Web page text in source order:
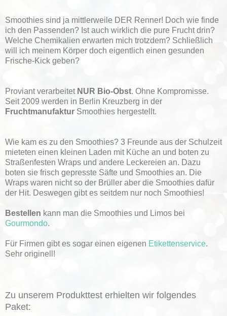
Smoothies sind ja mittlerweile DER Renner! Doch wie finde
ich den Passenden? Ist auch wirklich die pure Frucht drin?
Welche Chemikalien erwarten mich trotzdem? Schließlich
will ich meinem Körper doch eigentlich einen gesunden
Frische-Kick geben?
Proviant verarbeitet NUR Bio-Obst. Ohne Kompromisse.
Seit 2009 werden in Berlin Kreuzberg in der
Fruchtmanufaktur Smoothies hergestellt.
Wie kam es zu den Smoothies? 3 Freunde aus der Schulzeit
mieteten einen kleinen Laden mit Küche an und boten zu
Straßenfesten Wraps und andere Leckereien an. Dazu
boten sie frisch gepresste Säfte und Smoothies an. Die
Wraps waren nicht so der Brüller aber die Smoothies dafür
der Hit. Deswegen gibt es seitdem nur noch Smoothies!
Bestellen kann man die Smoothies und Limos bei
Gourmondo.
Für Firmen gibt es sogar einen eigenen Etikettenservice.
Sehr originell!
Zu unserem Produkttest erhielten wir folgendes
Paket: